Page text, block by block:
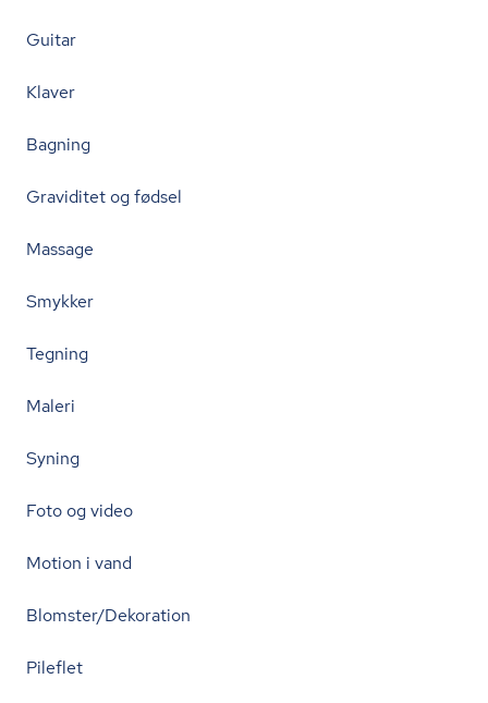
Guitar
Klaver
Bagning
Graviditet og fødsel
Massage
Smykker
Tegning
Maleri
Syning
Foto og video
Motion i vand
Blomster/Dekoration
Pileflet